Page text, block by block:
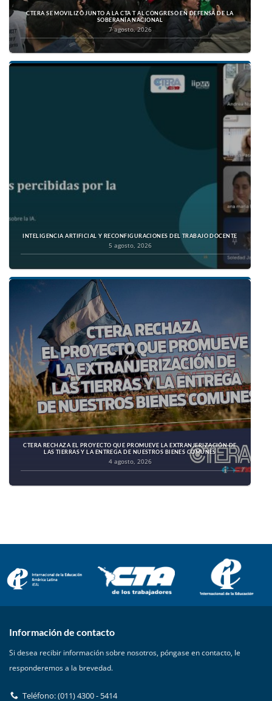
CTERA SE MOVILIZÓ JUNTO A LA CTA T AL CONGRESO EN DEFENSA DE LA
SOBERANÍA NACIONAL
7 agosto, 2026
INTELIGENCIA ARTIFICIAL Y RECONFIGURACIONES DEL TRABAJO DOCENTE
5 agosto, 2026
CTERA RECHAZA EL PROYECTO QUE PROMUEVE LA EXTRANJERIZACIÓN DE
LAS TIERRAS Y LA ENTREGA DE NUESTROS BIENES COMUNES
4 agosto, 2026
Información de contacto
Si desea recibir información sobre nosotros, póngase en contacto, le
responderemos a la brevedad.
Teléfono: (011) 4300 - 5414